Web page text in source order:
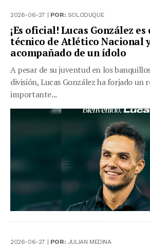
2026-06-27 | POR: SOLODUQUE
¡Es oficial! Lucas González es
técnico de Atlético Nacional
acompañado de un ídolo
A pesar de su juventud en los
división, Lucas González ha forjado un
importante...
2026-06-27 | POR: JULIAN MEDINA